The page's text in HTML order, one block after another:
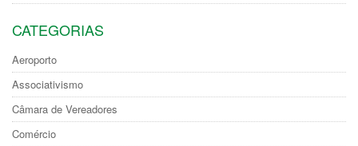
CATEGORIAS
Aeroporto
Associativismo
Câmara de Vereadores
Comércio